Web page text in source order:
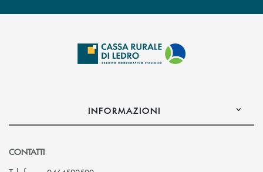
INFORMAZIONI
CONTATTI